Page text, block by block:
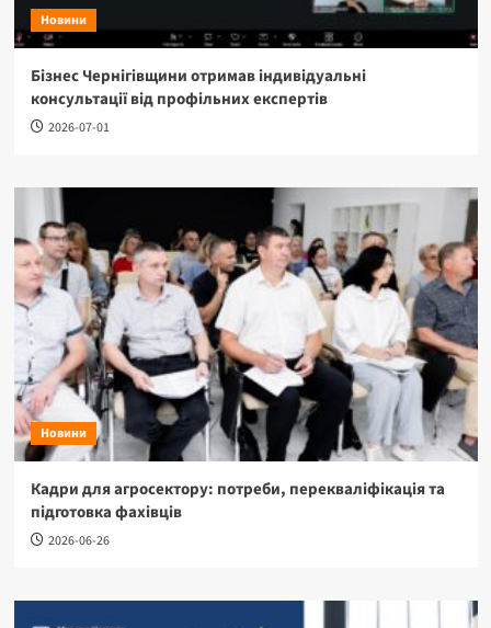
Новини
Бізнес Чернігівщини отримав індивідуальні
консультації від профільних експертів
2026-07-01
Новини
Кадри для агросектору: потреби, перекваліфікація та
підготовка фахівців
2026-06-26